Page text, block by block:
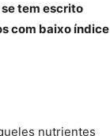
tem escrito
com baixo índice
nutrientes